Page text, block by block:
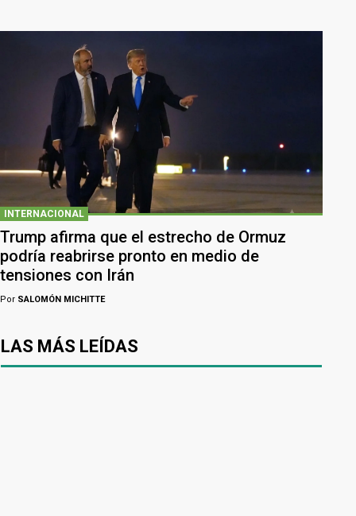
INTERNACIONAL
Trump afirma que el estrecho de Ormuz
podría reabrirse pronto en medio de
tensiones con Irán
Por SALOMÓN MICHITTE
LAS MÁS LEÍDAS